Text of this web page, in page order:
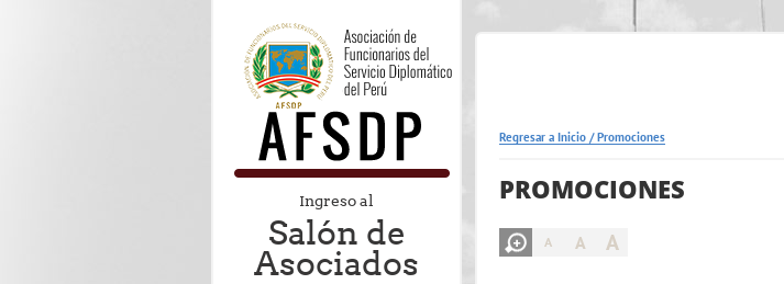
Ingreso al
Salón de
Asociados
Regresar a Inicio /Promociones
PROMOCIONES
A A A